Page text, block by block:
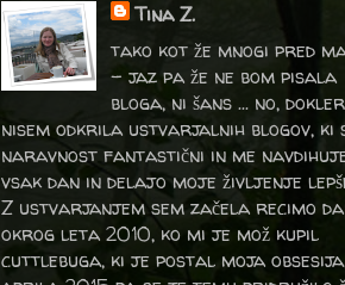
Tina Z.
tako kot že mnogi pred
- jaz pa že ne bom pisala
bloga, ni šans ... no, dokler
nisem odkrila ustvarjalnih blogov, ki
naravnost fantastični in me
vsak dan in delajo moje življenje
Z ustvarjanjem sem začela recimo da
okrog leta 2010, ko mi je mož kupil
cuttlebuga, ki je postal moja